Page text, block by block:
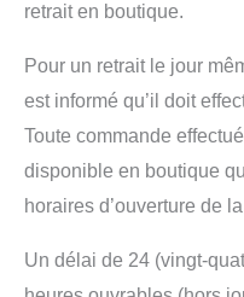
retrait en boutique.
Pour un retrait le jour
est informé qu’il doit
Toute commande
disponible en boutique
horaires d’ouverture de
Un délai de 24 (vingt-